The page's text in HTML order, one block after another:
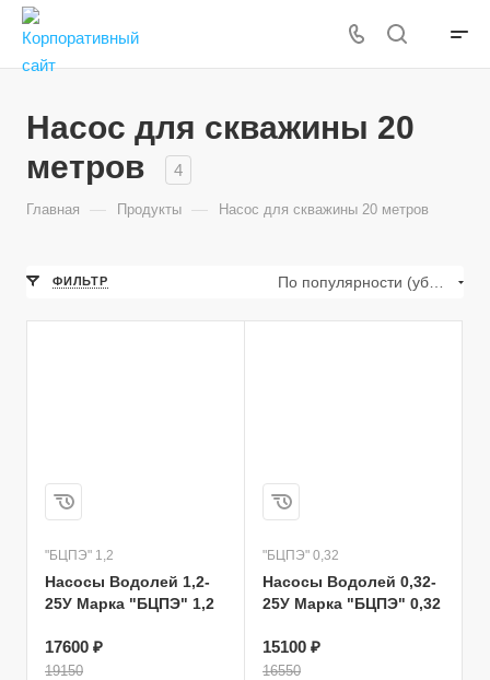
Насос для скважины 20
метров
4
Главная — Продукты — Насос для скважины 20 метров
ФИЛЬТР
"БЦПЭ" 1,2
Насосы Водолей 1,2-
25У Марка "БЦПЭ" 1,2
17600 ₽
19150
"БЦПЭ" 0,32
Насосы Водолей 0,32-
25У Марка "БЦПЭ" 0,32
15100 ₽
16550